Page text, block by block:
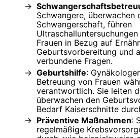
Schwangere, überwachen
Schwangerschaft, führen
Frauen in Bezug auf
Geburtsvorbereitung und
verbundene Fragen.
Geburtshilfe:
Betreuung von Frauen
verantwortlich. Sie leiten
überwachen den
Bedarf Kaiserschnitte
Präventive Maßnahmen:
regelmäßige